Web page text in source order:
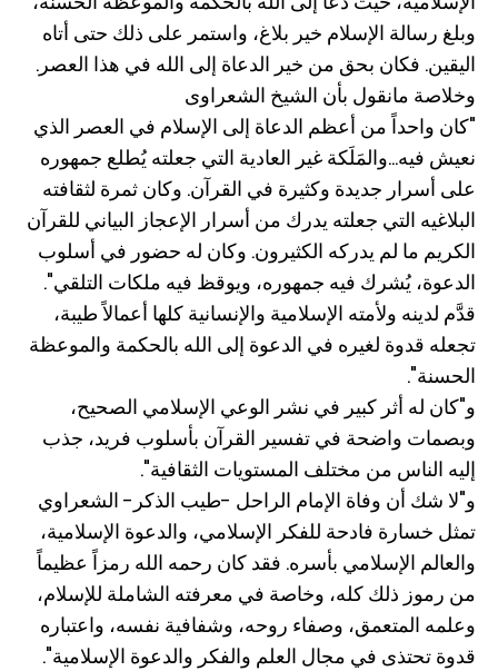
وبلغ رسالة الإسلام خير بلاغ، واستمر على ذلك حتى أتاه
اليقين. فكان بحق من خير الدعاة إلى الله في هذا العصر.
وخلاصة مانقول بأن الشيخ الشعراوى
"كان واحداً من أعظم الدعاة إلى الإسلام في العصر الذي
نعيش فيه...والمَلَكة غير العادية التي جعلته يُطلع جمهوره
على أسرار جديدة وكثيرة في القرآن. وكان ثمرة لثقافته
البلاغيه التي جعلته يدرك من أسرار الإعجاز البياني للقرآن
الكريم ما لم يدركه الكثيرون. وكان له حضور في أسلوب
الدعوة، يُشرك فيه جمهوره، ويوقظ فيه ملكات التلقي".
قدَّم لدينه ولأمته الإسلامية والإنسانية كلها أعمالاً طيبة،
تجعله قدوة لغيره في الدعوة إلى الله بالحكمة والموعظة
الحسنة".
و"كان له أثر كبير في نشر الوعي الإسلامي الصحيح،
وبصمات واضحة في تفسير القرآن بأسلوب فريد، جذب
إليه الناس من مختلف المستويات الثقافية".
و"لا شك أن وفاة الإمام الراحل -طيب الذكر- الشعراوي
تمثل خسارة فادحة للفكر الإسلامي، والدعوة الإسلامية،
والعالم الإسلامي بأسره. فقد كان رحمه الله رمزاً عظيماً
من رموز ذلك كله، وخاصة في معرفته الشاملة للإسلام،
وعلمه المتعمق، وصفاء روحه، وشفافية نفسه، واعتباره
قدوة تحتذى في مجال العلم والفكر والدعوة الإسلامية".